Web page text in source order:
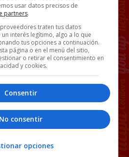
usar datos precisos de
partners.
traten tus datos
interés legítimo, algo a lo que
tus opciones a continuación.
página o en el menú del sitio,
o retirar el consentimiento en
y cookies.
Consentir
No consentir
opciones